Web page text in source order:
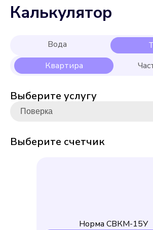
Калькулятор
Выберите услугу
Выберите счетчик
Норма СВКМ-15У